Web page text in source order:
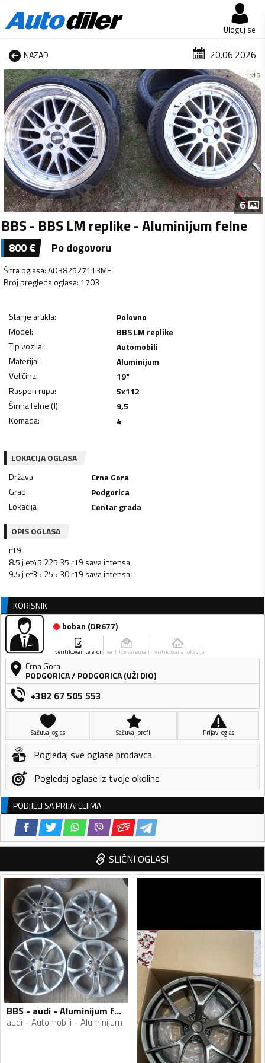
Uloguj se
NAZAD 20.06.2026
1 od 6
6
BBS - BBS LM replike - Aluminijum felne
800€ Po dogovoru
Šifra oglasa:AD382527113ME
Broj pregleda oglasa: 1703
Stanje artikla:
Polovno
Model:
BBS LM replike
Tip vozila:
Automobili
Materijal:
Aluminijum
Veličina:
19"
Raspon rupa:
5x112
Širina felne (J):
9,5
Komada: 4
LOKACIJA OGLASA
Država
Crna Gora
Grad
Podgorica
Lokacija
Centar grada
OPIS OGLASA
r19
8.5 j et45 225 35 r19 sava intensa
9.5 j et35 255 30 r19 sava intensa
KORISNIK
boban (DR677)
verifikovan telefon verifikovan email verifikovana lokacija
Crna Gora
PODGORICA/ PODGORICA (UŽI DIO)
+382 67 505 553
Sačuvaj oglas Sačuvaj profil Prijavi oglas
Pogledaj sve oglase prodavca
Pogledaj oglase iz tvoje okoline
PODIJELI SA PRIJATELJIMA
SLIČNI OGLASI
BBS - audi - Aluminijum felne
audi Automobili Aluminijum